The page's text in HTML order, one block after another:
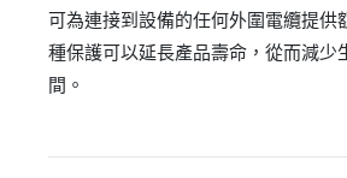
可為連接到設備的任何外圍電纜提供
種保護可以延長產品壽命，從而減少
間。